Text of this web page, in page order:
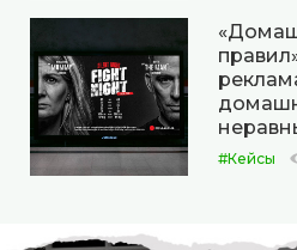
#Кейсы